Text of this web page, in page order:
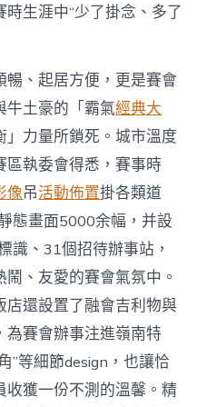
生涯中“少了掛念、多了
、起居方便，更是賽會
牛土豪的「霸氣經典大
力量所鎖死。城市溫度
區執委會得悉，賽事時
像吊活動佈置掛各類道
態畫面5000余幅，并設
識、31個招待辦事站，
、友愛的賽會氣氛中。
還設置了融會吉利物與
賽會辦事注進嶺南特
”等細節design，也讓恰
獲一份不測的溫馨。精